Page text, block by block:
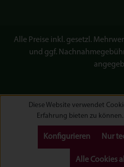
Alle Preise inkl. gesetzl.
und ggf.
Diese Website verwendet
Erfahrung bieten zu können.
Nur
Konfigurieren
Alle Cookies